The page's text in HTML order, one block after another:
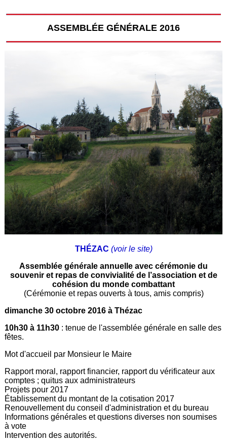
ASSEMBLÉE GÉNÉRALE 2016
THÉZAC (voir le site)
Assemblée générale annuelle avec cérémonie du
souvenir et repas de convivialité de l’association et de
cohésion du monde combattant
(Cérémonie et repas ouverts à tous, amis compris)
dimanche 30 octobre 2016 à Thézac
10h30 à 11h30 : tenue de l'assemblée générale en salle des
fêtes.
Mot d'accueil par Monsieur le Maire
Rapport moral, rapport financier, rapport du vérificateur aux
comptes ; quitus aux administrateurs
Projets pour 2017
Établissement du montant de la cotisation 2017
Renouvellement du conseil d'administration et du bureau
Informations générales et questions diverses non soumises
à vote
Intervention des autorités.